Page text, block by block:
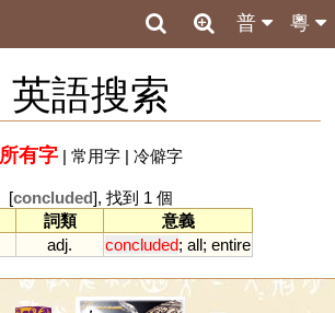
粵
普
英語搜索
所有字| 常用字| 冷僻字
[concluded], 找到 1 個
詞類
意義
adj. concluded; all; entire